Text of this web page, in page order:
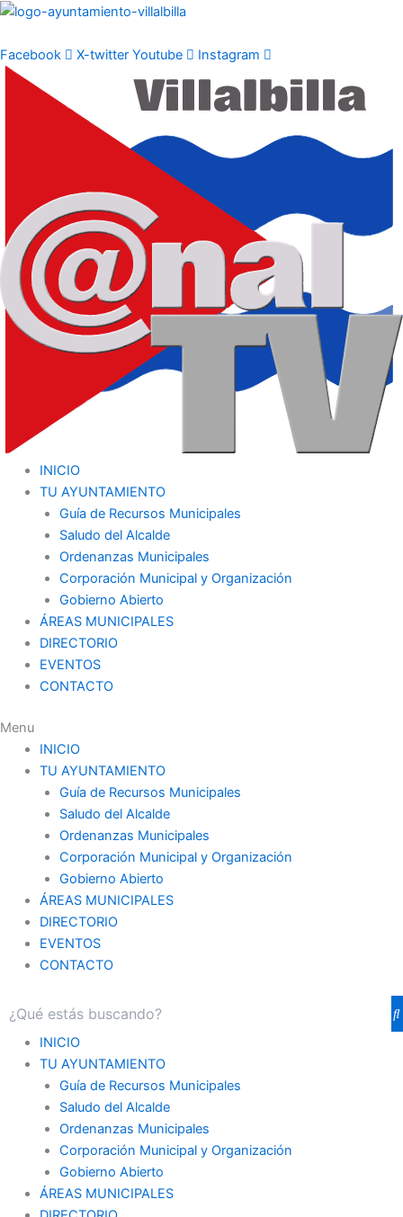
Ir
contenido
Facebook X-twitter Youtube Instagram
INICIO
TU AYUNTAMIENTO
Guía de Recursos Municipales
Saludo del Alcalde
Ordenanzas Municipales
Corporación Municipal y Organización
Gobierno Abierto
ÁREAS MUNICIPALES
DIRECTORIO
EVENTOS
CONTACTO
Menu
INICIO
TU AYUNTAMIENTO
Guía de Recursos Municipales
Saludo del Alcalde
Ordenanzas Municipales
Corporación Municipal y Organización
Gobierno Abierto
ÁREAS MUNICIPALES
DIRECTORIO
EVENTOS
CONTACTO
INICIO
TU AYUNTAMIENTO
Guía de Recursos Municipales
Saludo del Alcalde
Ordenanzas Municipales
Corporación Municipal y Organización
Gobierno Abierto
ÁREAS MUNICIPALES